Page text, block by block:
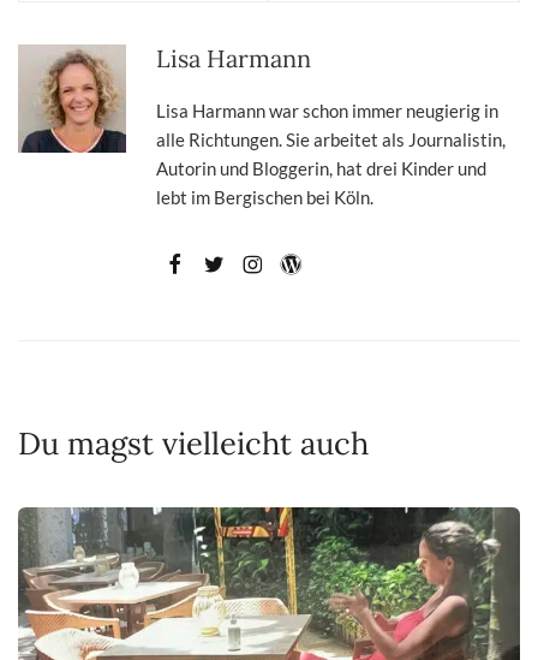
Lisa Harmann
Lisa Harmann war schon immer neugierig in
alle Richtungen. Sie arbeitet als Journalistin,
Autorin und Bloggerin, hat drei Kinder und
lebt im Bergischen bei Köln.
Du magst vielleicht auch